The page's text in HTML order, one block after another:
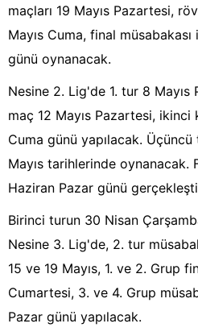
maçları 19 Mayıs Pazartesi,
Mayıs Cuma, final
günü oynanacak.
Nesine 2. Lig'de 1. tur 8
maç 12 Mayıs Pazartesi, ikinci
Cuma günü yapılacak.
Mayıs tarihlerinde oynanacak.
Haziran Pazar günü
Birinci turun 30 Nisan
Nesine 3. Lig'de, 2. tur
15 ve 19 Mayıs, 1. ve 2. Grup
Cumartesi, 3. ve 4. Grup
Pazar günü yapılacak.